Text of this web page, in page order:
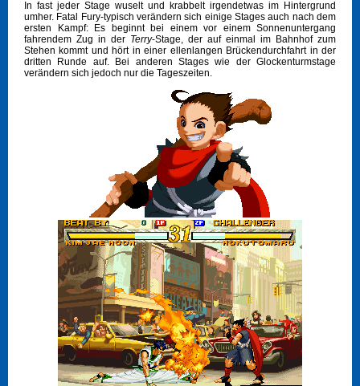
In fast jeder Stage wuselt und krabbelt irgendetwas im Hintergrund
umher. Fatal Fury-typisch verändern sich einige Stages auch nach dem
ersten Kampf: Es beginnt bei einem vor einem Sonnenuntergang
fahrendem Zug in der Terry-Stage, der auf einmal im Bahnhof zum
Stehen kommt und hört in einer ellenlangen Brückendurchfahrt in der
dritten Runde auf. Bei anderen Stages wie der Glockenturmstage
verändern sich jedoch nur die Tageszeiten.